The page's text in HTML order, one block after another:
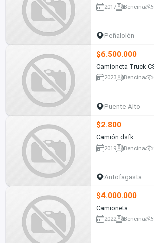
2017 Bencina
Peñalolén
$6.500.000
Camioneta Truck
2023 Bencina
Puente Alto
$2.800
Camión dsfk
2019 Bencina
Antofagasta
$4.000.000
Camioneta
2022 Bencina